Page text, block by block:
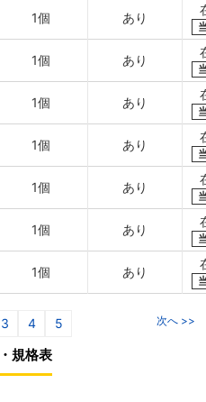
1個 あり
1個 あり
1個 あり
1個 あり
1個 あり
1個 あり
1個 あり
3 4 5 次へ >>
規格表